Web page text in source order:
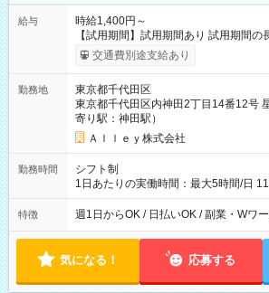
給与
時給1,400円～
【試用期間】試用期間あり 試用期間
給与は本採用時と同じです。
交通費別途支給あり
勤務地
東京都千代田区
東京都千代田区内神田2丁目14番12号
寄り駅：神田駅）
Ａｌｌｅｙ株式会社
勤務時間
シフト制
1日あたりの実働時間：最大5時間/日
実働時間：1-5時間 └上記の時間帯内
能！ └平日・土曜日の中で、お好きな
18:00 などのように、自由な働き方
特徴 週1日からOK / 日払いOK / 副業・Wワ
気になる！ 応募する